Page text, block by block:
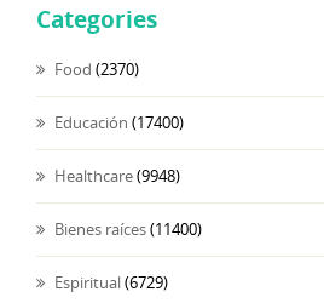
Categories
Food (2370)
Educación (17400)
Healthcare(9948)
Bienes raíces(11400)
Espiritual(6729)